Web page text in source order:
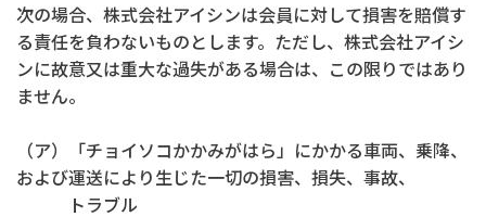
次の場合、株式会社アイシンは会員に対して損害を賠償す
る責任を負わないものとします。ただし、株式会社アイシ
ンに故意又は重大な過失がある場合は、この限りではあり
ません。
（ア）「チョイソコかかみがはら」にかかる車両、乗降、
および運送により生じた一切の損害、損失、事故、
トラブル